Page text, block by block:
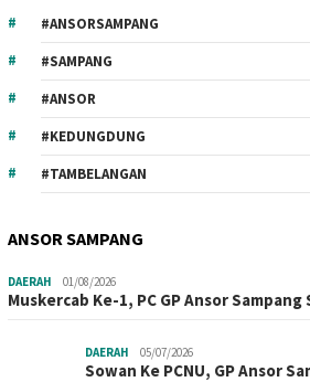
#ANSORSAMPANG
#SAMPANG
#ANSOR
#KEDUNGDUNG
#TAMBELANGAN
ANSOR SAMPANG
DAERAH 01/08/2026
Muskercab Ke-1, PC GP Ansor
DAERAH 05/07/2026
Sowan Ke PCNU, GP Ansor